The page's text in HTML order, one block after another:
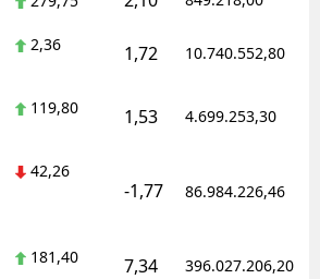
2,36 1,72 10.740.552,80
119,80 1,53 4.699.253,30
42,26
-1,77 86.984.226,46
181,40 7,34 396.027.206,20